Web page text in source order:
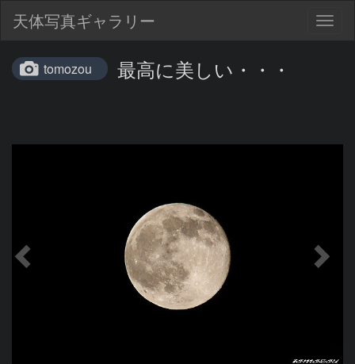
天体写真ギャラリー
tomozou 最高に美しい・・・